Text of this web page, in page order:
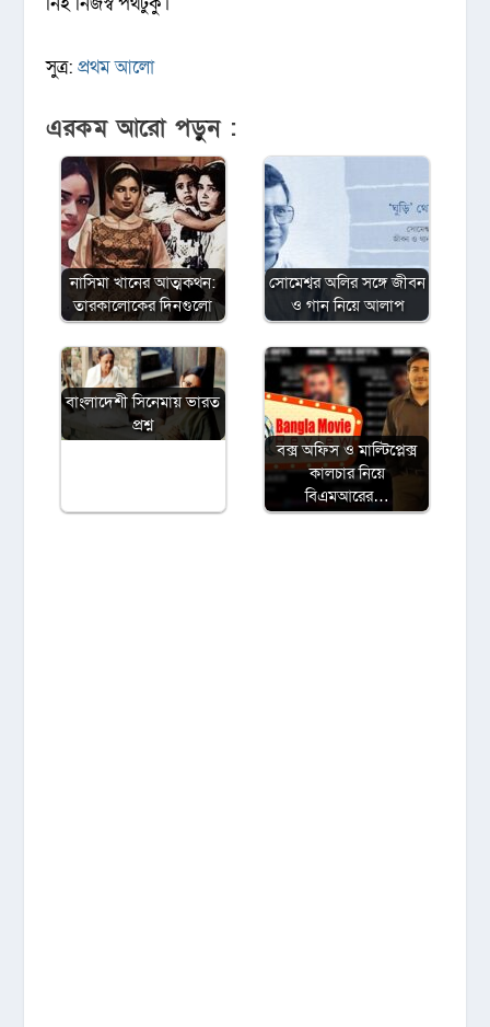
সুত্র:প্রথম আলো
এরকম আরো পড়ুন :
নাসিমা খানের আত্মকথন:
তারকালোকের দিনগুলো
সোমেশ্বর অলির সঙ্গে জীবন
ও গান নিয়ে আলাপ
বাংলাদেশী সিনেমায় ভারত
প্রশ্ন
বক্স অফিস ও মাল্টিপ্লেক্স
কালচার নিয়ে
বিএমআরের…